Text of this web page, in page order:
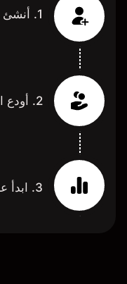
1. أنشئ حسابك (وفقًا لمعايير الأهلية)
2. أودع الأموال بالشروط التي تناسبك
3. ابدأ عندما تكون مستعدًا